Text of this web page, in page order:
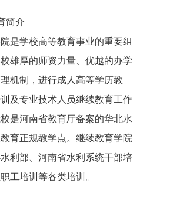
介
学校高等教育事业的重要组
雄厚的师资力量、优越的办学
机制，进行成人高等学历教
及专业技术人员继续教育工作
是河南省教育厅备案的华北水
育正规教学点。继续教育学院
利部、河南省水利系统干部培
工培训等各类培训。